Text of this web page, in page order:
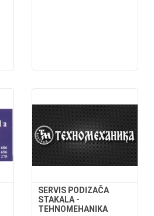
SERVIS PODIZAČA
STAKALA -
TEHNOMEHANIKA